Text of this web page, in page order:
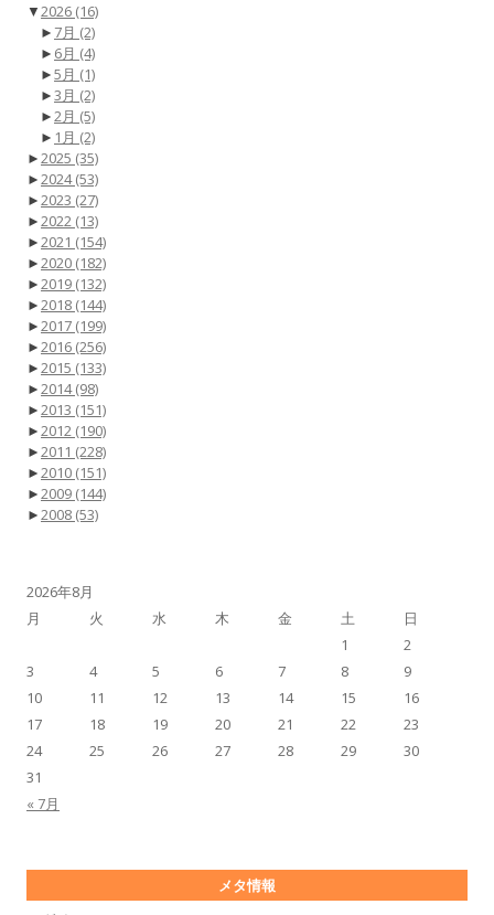
▼2026 (16)
► 7月 (2)
► 6月 (4)
►5月 (1)
►3月 (2)
►2月 (5)
► 1月 (2)
►2025 (35)
►2024(53)
►2023 (27)
►2022 (13)
►2021 (154)
►2020 (182)
►2019 (132)
►2018 (144)
►2017 (199)
►2016 (256)
►2015 (133)
►2014(98)
►2013 (151)
►2012 (190)
►2011 (228)
►2010 (151)
►2009 (144)
►2008 (53)
2026年8月
月
火 水 木 金 土 日
« 7月
1
2
3
4 5 6 7 8
9
10
11 12 13 14 15
16
17
18 19 20 21 22
23
24
25 26 27 28 29
30
31
メタ情報